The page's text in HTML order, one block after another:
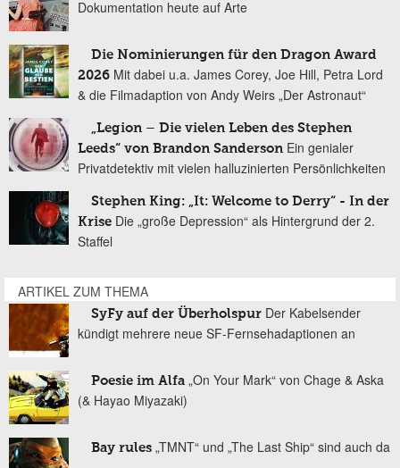
Dokumentation heute auf Arte
Die Nominierungen für den Dragon Award
2026 Mit dabei u.a. James Corey, Joe Hill, Petra Lord
& die Filmadaption von Andy Weirs „Der Astronaut“
„Legion – Die vielen Leben des Stephen
Leeds“ von Brandon Sanderson Ein genialer
Privatdetektiv mit vielen halluzinierten Persönlichkeiten
Stephen King: „It: Welcome to Derry“ - In der
Krise Die „große Depression“ als Hintergrund der 2.
Staffel
ARTIKEL ZUM THEMA
SyFy auf der Überholspur Der Kabelsender
kündigt mehrere neue SF-Fernsehadaptionen an
Poesie im Alfa „On Your Mark“ von Chage & Aska
(& Hayao Miyazaki)
Bay rules „TMNT“ und „The Last Ship“ sind auch da